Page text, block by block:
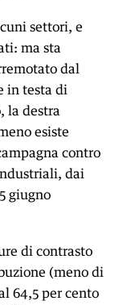
settori, e
ma sta
dal
in testa di
la destra
esiste
contro
dai
giugno
di contrasto
(meno di
64,5 per cento